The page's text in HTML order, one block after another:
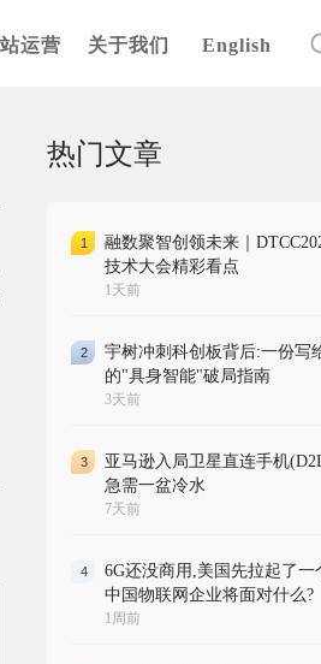
运营 关于我们 English
热门文章
1
融数聚智创领未来｜
技术大会精彩看点
1天前
2
宇树冲刺科创板背后:一份写
的"具身智能"破局指南
3天前
3
亚马逊入局卫星直连手机
急需一盆冷水
7天前
4
6G还没商用,美国先拉起了
中国物联网企业将面对什么?
1周前